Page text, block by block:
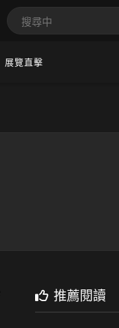
展覽直擊
推薦閱讀